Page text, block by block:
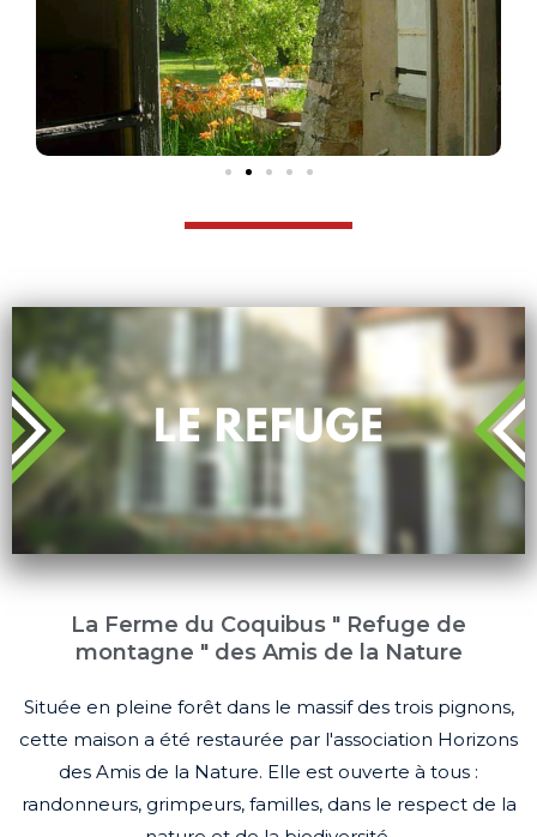
La Ferme du Coquibus " Refuge de
montagne " des Amis de la Nature
Située en pleine forêt dans le massif des trois pignons,
cette maison a été restaurée par l'association Horizons
des Amis de la Nature. Elle est ouverte à tous :
randonneurs, grimpeurs, familles, dans le respect de la